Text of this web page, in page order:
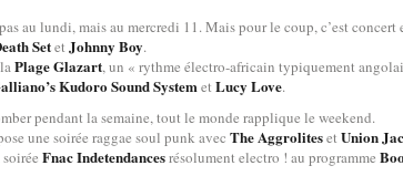
au lundi, mais au mercredi 11. Mais pour le coup, c’est
Setet Johnny Boy.
Plage Glazart, un « rythme électro-africain typiquement
Kudoro Sound Systemet Lucy Love.
pendant la semaine, tout le monde rapplique le weekend.
une soirée raggae soul punk avec The Aggroliteset Union
Fnac Indetendancesrésolument electro ! au programme